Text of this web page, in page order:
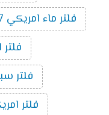
فلتر ماء امريكي 7 مراحل
فلتر
فلتر
فلتر